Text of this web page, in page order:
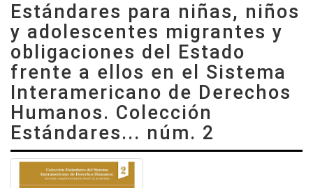
Estándares para niñas, niños
y adolescentes migrantes y
obligaciones del Estado
frente a ellos en el Sistema
Interamericano de Derechos
Humanos. Colección
Estándares... núm. 2